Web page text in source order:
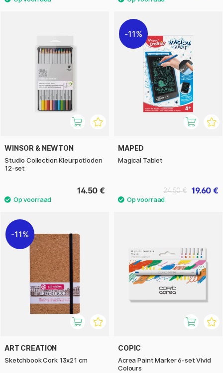
WINSOR & NEWTON
Studio Collection Kleurpotloden
12-set
14.50 €
11%
MAPED
Magical Tablet
19.60 €
24.50 €
11%
ART CREATION
Sketchbook Cork 13x21 cm
COPIC
Acrea Paint Marker 6-set Vivid
Colours